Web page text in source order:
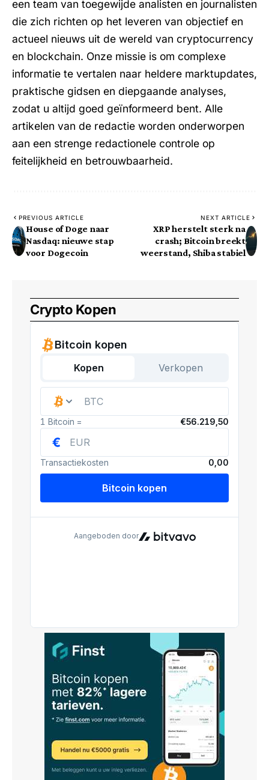
een team van toegewijde analisten en journalisten
die zich richten op het leveren van objectief en
actueel nieuws uit de wereld van cryptocurrency
en blockchain. Onze missie is om complexe
informatie te vertalen naar heldere marktupdates,
praktische gidsen en diepgaande analyses,
zodat u altijd goed geïnformeerd bent. Alle
artikelen van de redactie worden onderworpen
aan een strenge redactionele controle op
feitelijkheid en betrouwbaarheid.
PREVIOUS ARTICLE
House of Doge naar
Nasdaq: nieuwe stap
voor Dogecoin
NEXT ARTICLE
XRP herstelt sterk na
crash; Bitcoin breekt
weerstand, Shiba stabiel
Crypto Kopen